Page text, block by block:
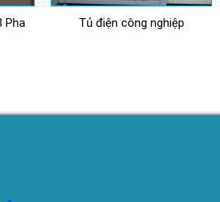
Pha Tủ điện công nghiệp